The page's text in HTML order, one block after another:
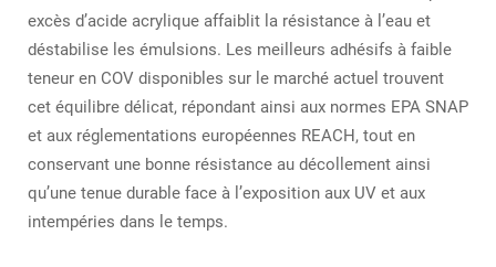
excès d’acide acrylique affaiblit la résistance à l’eau et
déstabilise les émulsions. Les meilleurs adhésifs à faible
teneur en COV disponibles sur le marché actuel trouvent
cet équilibre délicat, répondant ainsi aux normes EPA SNAP
et aux réglementations européennes REACH, tout en
conservant une bonne résistance au décollement ainsi
qu’une tenue durable face à l’exposition aux UV et aux
intempéries dans le temps.